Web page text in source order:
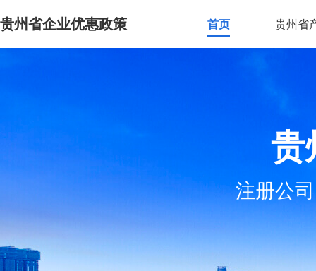
贵州省企业优惠政策 首页 贵州省
贵
注册公